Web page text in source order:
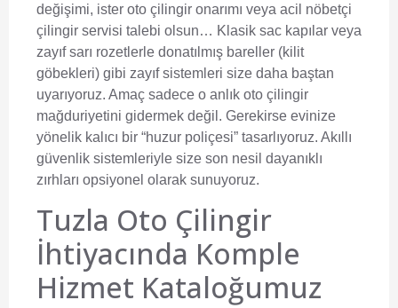
değişimi, ister oto çilingir onarımı veya acil nöbetçi
çilingir servisi talebi olsun… Klasik sac kapılar veya
zayıf sarı rozetlerle donatılmış bareller (kilit
göbekleri) gibi zayıf sistemleri size daha baştan
uyarıyoruz. Amaç sadece o anlık oto çilingir
mağduriyetini gidermek değil. Gerekirse evinize
yönelik kalıcı bir “huzur poliçesi” tasarlıyoruz. Akıllı
güvenlik sistemleriyle size son nesil dayanıklı
zırhları opsiyonel olarak sunuyoruz.
Tuzla Oto Çilingir
İhtiyacında Komple
Hizmet Kataloğumuz